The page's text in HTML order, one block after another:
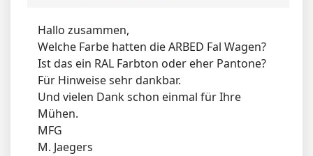
Hallo zusammen,
Welche Farbe hatten die ARBED Fal Wagen?
Ist das ein RAL Farbton oder eher Pantone?
Für Hinweise sehr dankbar.
Und vielen Dank schon einmal für Ihre
Mühen.
MFG
M. Jaegers